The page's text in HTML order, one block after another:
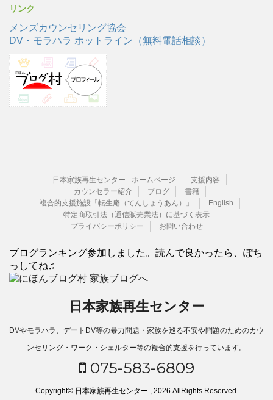
リンク
メンズカウンセリング協会
DV・モラハラ ホットライン（無料電話相談）
日本家族再生センター - ホームページ
支援内容
カウンセラー紹介
ブログ
書籍
複合的支援施設「転生庵（てんしょうあん）」
English
特定商取引法（通信販売業法）に基づく表示
プライバシーポリシー
お問い合わせ
ブログランキング参加しました。読んで良かったら、ぽち
っしてね♫
日本家族再生センター
DVやモラハラ、デートDV等の暴力問題・家族を巡る不安や問題のためのカウ
ンセリング・ワーク・シェルター等の複合的支援を行っています。
075-583-6809
Copyright© 日本家族再生センター , 2026 AllRights Reserved.